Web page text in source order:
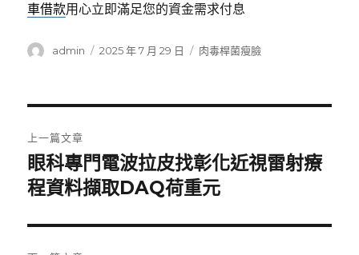
車借款用心立即滿足您的資金需求付息
作
admin
發
2025 年 7 月 29 日
分
肉毒桿菌瘦臉
章
導
覽
上一篇文章
上
一
文
章:
眼科專門電波拉皮找彰化近視雷射療
程資料擷取DAQ荷重元